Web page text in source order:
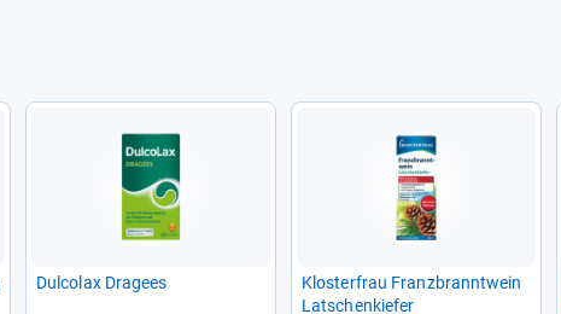
Dul­co­lax Dra­gees
Klos­ter­frau Franz­brannt­wein
Lat­schen­kie­fer